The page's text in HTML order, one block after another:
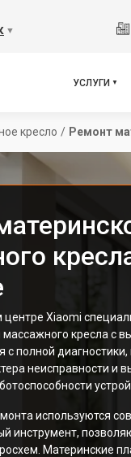
▼
УСЛУГИ
кресло / Ремонт
Xiaomi
кресла с
с полной
неисправности и
используются
инструмент,
Материнские